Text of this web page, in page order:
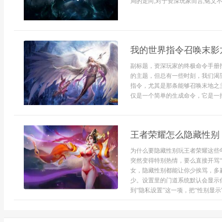
我的世界指令召唤末
副标题，资深玩家的终极命令手
的主题，但总有一些时刻，我们
指令，尤其是那条能够召唤末地
仅是一个简单的生成命令，它是
王者荣耀怎么隐藏性
为什么要隐藏性别玩王者荣耀这
突然变得特别热情，要么直接开
女，隐藏性别都能让你少挨骂，
少。设置里的门道系统默认会显
到“隐私设置”这一项，把“性别显